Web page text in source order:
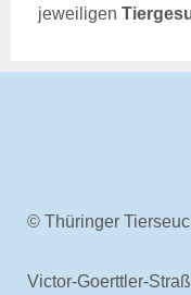
jeweiligen
© Thüringer
Victor-Goerttler-